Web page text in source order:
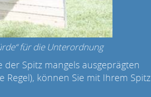
für die Unterordnung
Spitz mangels ausgeprägten
Regel), können Sie mit Ihrem Spitz